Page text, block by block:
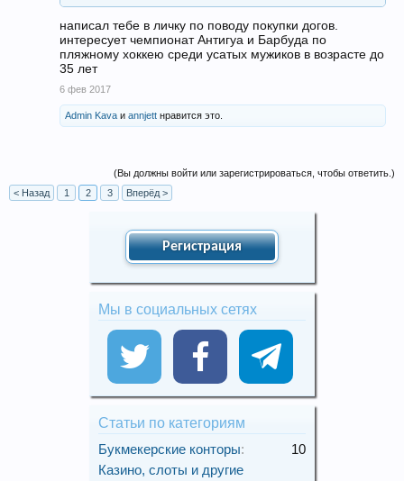
написал тебе в личку по поводу покупки догов.
интересует чемпионат Антигуа и Барбуда по
пляжному хоккею среди усатых мужиков в возрасте до
35 лет
6 фев 2017
Admin Kava и annjett нравится это.
(Вы должны войти или зарегистрироваться, чтобы ответить.)
< Назад
1 2 3 Вперёд >
Регистрация
Мы в социальных сетях
Статьи по категориям
Букмекерские конторы:
10
Казино, слоты и другие